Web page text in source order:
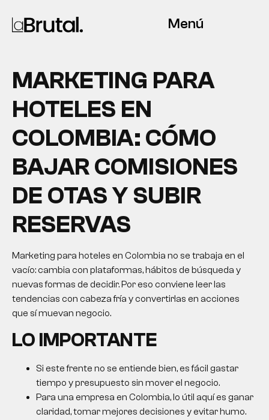
Menú
MARKETING PARA
HOTELES EN
COLOMBIA: CÓMO
BAJAR COMISIONES
DE OTAS Y SUBIR
RESERVAS
Marketing para hoteles en Colombia no se trabaja en el
vacío: cambia con plataformas, hábitos de búsqueda y
nuevas formas de decidir. Por eso conviene leer las
tendencias con cabeza fría y convertirlas en acciones
que sí muevan negocio.
LO IMPORTANTE
Si este frente no se entiende bien, es fácil gastar
tiempo y presupuesto sin mover el negocio.
Para una empresa en Colombia, lo útil aquí es ganar
claridad, tomar mejores decisiones y evitar humo.